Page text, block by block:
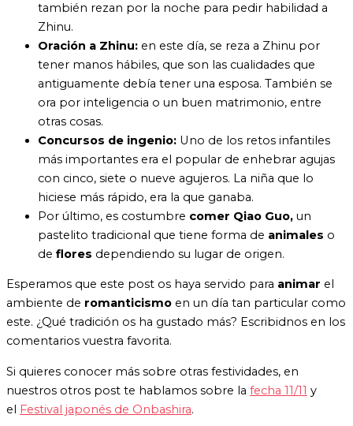
también rezan por la noche para pedir habilidad a
Zhinu.
Oración a Zhinu: en este día, se reza a Zhinu por
tener manos hábiles, que son las cualidades que
antiguamente debía tener una esposa. También se
ora por inteligencia o un buen matrimonio, entre
otras cosas.
Concursos de ingenio: Uno de los retos infantiles
más importantes era el popular de enhebrar agujas
con cinco, siete o nueve agujeros. La niña que lo
hiciese más rápido, era la que ganaba.
Por último, es costumbre comer Qiao Guo, un
pastelito tradicional que tiene forma de animales o
de flores dependiendo su lugar de origen.
Esperamos que este post os haya servido para animar el
ambiente de romanticismo en un día tan particular como
este. ¿Qué tradición os ha gustado más? Escribidnos en los
comentarios vuestra favorita.
Si quieres conocer más sobre otras festividades, en
nuestros otros post te hablamos sobre la fecha 11/11 y
el Festival japonés de Onbashira.